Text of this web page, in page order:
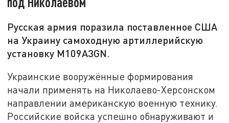
Русская армия поразила поставленное США
на Украину самоходную артиллерийскую
установку М109A3GN.
Украинские вооружённые формирования
начали применять на Николаево-Херсонском
направлении американскую военную технику.
Российские войска успешно обнаруживают и